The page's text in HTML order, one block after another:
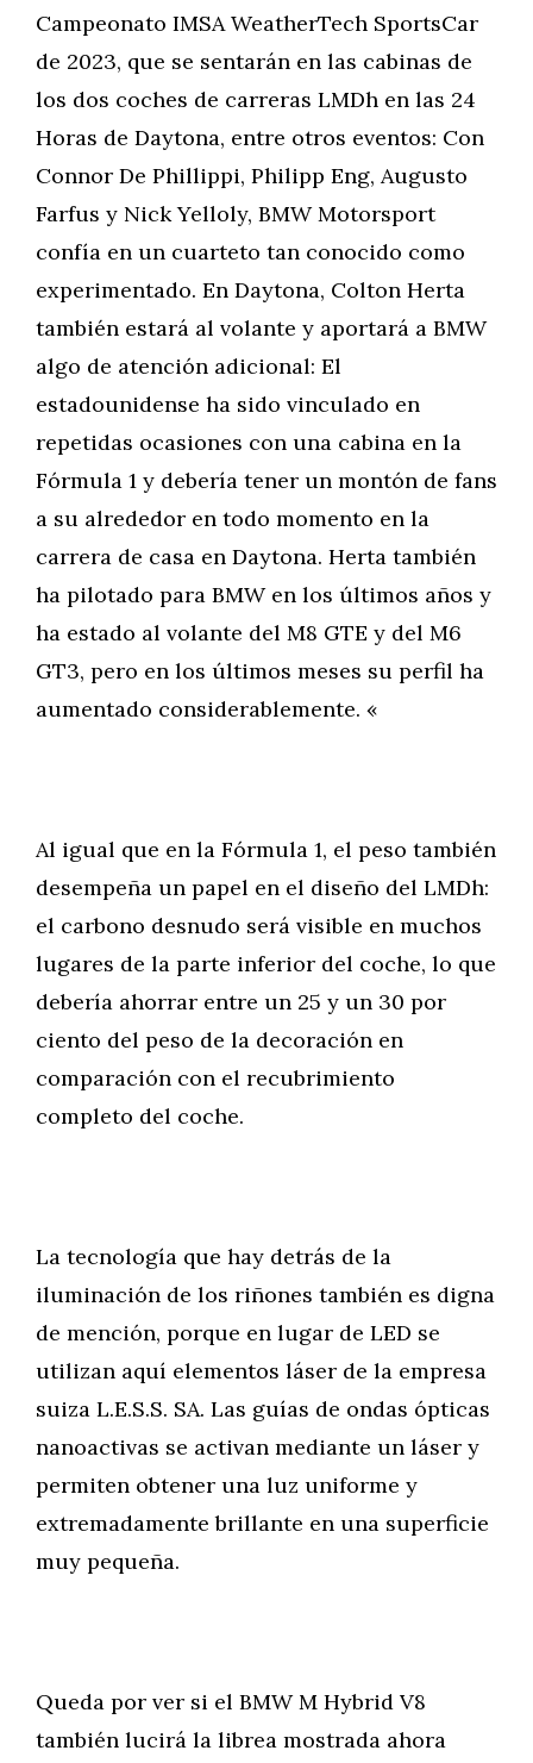
Campeonato IMSA WeatherTech SportsCar
de 2023, que se sentarán en las cabinas de
los dos coches de carreras LMDh en las 24
Horas de Daytona, entre otros eventos: Con
Connor De Phillippi, Philipp Eng, Augusto
Farfus y Nick Yelloly, BMW Motorsport
confía en un cuarteto tan conocido como
experimentado. En Daytona, Colton Herta
también estará al volante y aportará a BMW
algo de atención adicional: El
estadounidense ha sido vinculado en
repetidas ocasiones con una cabina en la
Fórmula 1 y debería tener un montón de fans
a su alrededor en todo momento en la
carrera de casa en Daytona. Herta también
ha pilotado para BMW en los últimos años y
ha estado al volante del M8 GTE y del M6
GT3, pero en los últimos meses su perfil ha
aumentado considerablemente. «
Al igual que en la Fórmula 1, el peso también
desempeña un papel en el diseño del LMDh:
el carbono desnudo será visible en muchos
lugares de la parte inferior del coche, lo que
debería ahorrar entre un 25 y un 30 por
ciento del peso de la decoración en
comparación con el recubrimiento
completo del coche.
La tecnología que hay detrás de la
iluminación de los riñones también es digna
de mención, porque en lugar de LED se
utilizan aquí elementos láser de la empresa
suiza L.E.S.S. SA. Las guías de ondas ópticas
nanoactivas se activan mediante un láser y
permiten obtener una luz uniforme y
extremadamente brillante en una superficie
muy pequeña.
Queda por ver si el BMW M Hybrid V8
también lucirá la librea mostrada ahora